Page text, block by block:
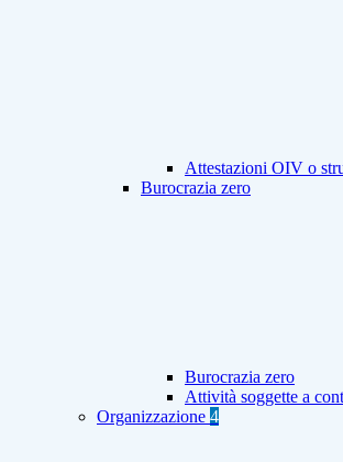
Attestazioni OIV o
Burocrazia zero
Burocrazia zero
Attività soggette a
Organizzazione 4